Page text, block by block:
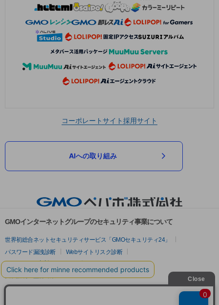
コーポレートサイト採用サイト
AIへの取り組み
GMOインターネットグループのセキュリティ事業について
世界初総合ネットセキュリティサービス「GMOセキュリティ24」
パスワード漏洩診断
Webサイトリスク診断
セキュリティ相談AIチャットボット
実在証明・盗聴対策
サイバー攻撃対策（GMOサイバーセキュリティ byイエラエ）